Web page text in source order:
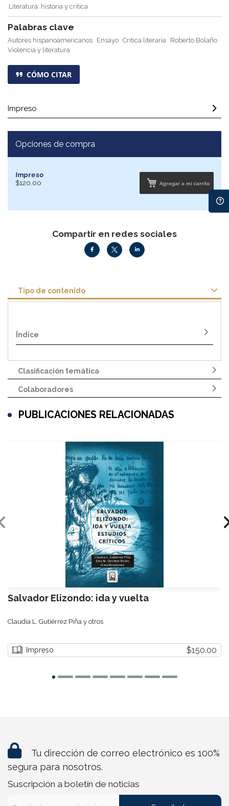
Literatura: historia y crítica
Palabras clave
Autores hispanoamericanos Ensayo Crítica literaria Roberto Bolaño
Violencia y literatura
CÓMO CITAR
Impreso
Opciones de compra
Impreso
$120.00
Agregar a mi carrito
Compartir en redes sociales
Tipo de contenido
Índice
Clasificación temática
Colaboradores
PUBLICACIONES RELACIONADAS
Salvador Elizondo: ida y vuelta
Claudia L. Gutiérrez Piña y otros
Impreso $150.00
Tu dirección de correo electrónico es 100%
segura para nosotros.
Suscripción a boletín de noticias